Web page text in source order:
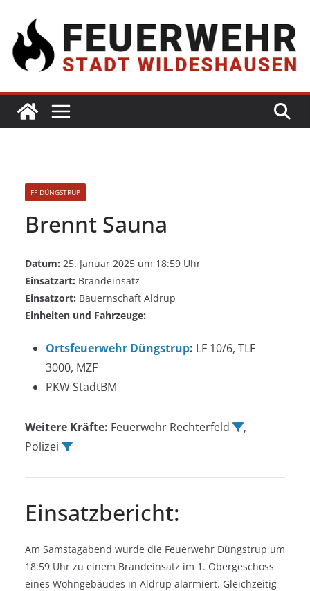
FF DÜNGSTRUP
Brennt Sauna
Datum: 25. Januar 2025 um 18:59 Uhr
Einsatzart: Brandeinsatz
Einsatzort: Bauernschaft Aldrup
Einheiten und Fahrzeuge:
Ortsfeuerwehr Düngstrup: LF 10/6, TLF
3000, MZF
PKW StadtBM
Weitere Kräfte: Feuerwehr Rechterfeld
,
Polizei
Einsatzbericht:
Am Samstagabend wurde die Feuerwehr Düngstrup um
18:59 Uhr zu einem Brandeinsatz im 1. Obergeschoss
eines Wohngebäudes in Aldrup alarmiert. Gleichzeitig